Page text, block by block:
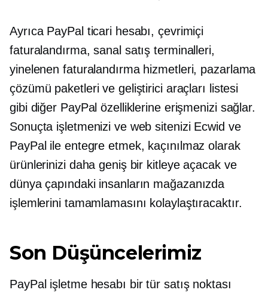
Ayrıca PayPal ticari hesabı, çevrimiçi
faturalandırma, sanal satış terminalleri,
yinelenen faturalandırma hizmetleri, pazarlama
çözümü paketleri ve geliştirici araçları listesi
gibi diğer PayPal özelliklerine erişmenizi sağlar.
Sonuçta işletmenizi ve web sitenizi Ecwid ve
PayPal ile entegre etmek, kaçınılmaz olarak
ürünlerinizi daha geniş bir kitleye açacak ve
dünya çapındaki insanların mağazanızda
işlemlerini tamamlamasını kolaylaştıracaktır.
Son Düşüncelerimiz
PayPal işletme hesabı bir tür satış noktası